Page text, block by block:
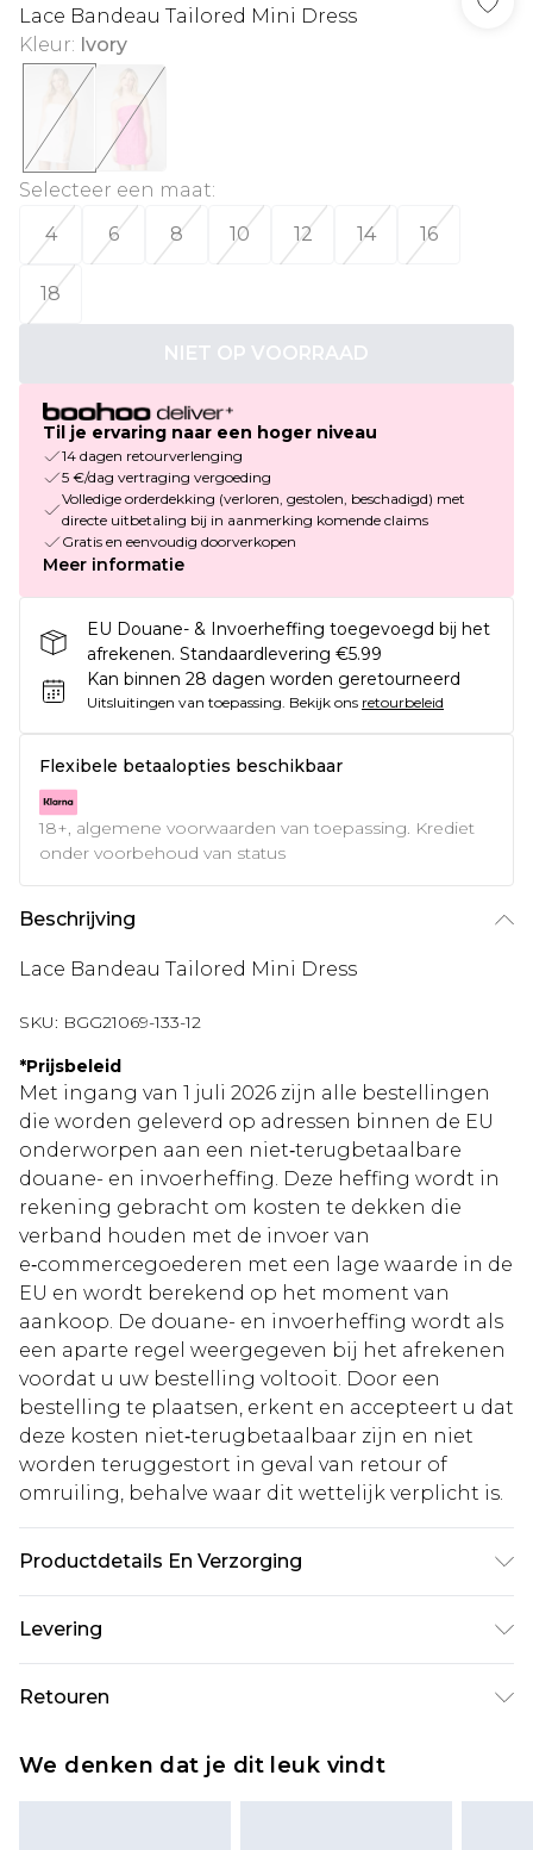
Lace Bandeau Tailored Mini Dress
Kleur: Ivory
Selecteer een maat:
4
6 8 10 12 14 16
18
NIET OP VOORRAAD
Til je ervaring naar een hoger niveau
14 dagen retourverlenging
5 €/dag vertraging vergoeding
Volledige orderdekking (verloren, gestolen, beschadigd) met
directe uitbetaling bij in aanmerking komende claims
Gratis en eenvoudig doorverkopen
Meer informatie
EU Douane- & Invoerheffing toegevoegd bij het
afrekenen. Standaardlevering €5.99
Kan binnen 28 dagen worden geretourneerd
Uitsluitingen van toepassing. Bekijk ons retourbeleid
Flexibele betaalopties beschikbaar
18+, algemene voorwaarden van toepassing. Krediet
onder voorbehoud van status
Beschrijving
Lace Bandeau Tailored Mini Dress
SKU: BGG21069-133-12
*Prijsbeleid
Met ingang van 1 juli 2026 zijn alle bestellingen
die worden geleverd op adressen binnen de EU
onderworpen aan een niet‑terugbetaalbare
douane- en invoerheffing. Deze heffing wordt in
rekening gebracht om kosten te dekken die
verband houden met de invoer van
e‑commercegoederen met een lage waarde in de
EU en wordt berekend op het moment van
aankoop. De douane- en invoerheffing wordt als
een aparte regel weergegeven bij het afrekenen
voordat u uw bestelling voltooit. Door een
bestelling te plaatsen, erkent en accepteert u dat
deze kosten niet‑terugbetaalbaar zijn en niet
worden teruggestort in geval van retour of
omruiling, behalve waar dit wettelijk verplicht is.
Productdetails En Verzorging
4% Elastane, Lining: 100% Polyester: Machine
Levering
Standaardlevering Nederland
€5.99
Expressdienst Nederland
Retouren
vanaf de dag dat u het ontvangt om iets terug te
We denken dat je dit leuk vindt